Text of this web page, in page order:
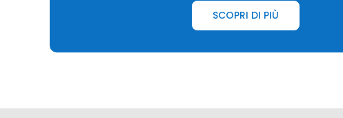
SCOPRI DI PIÙ